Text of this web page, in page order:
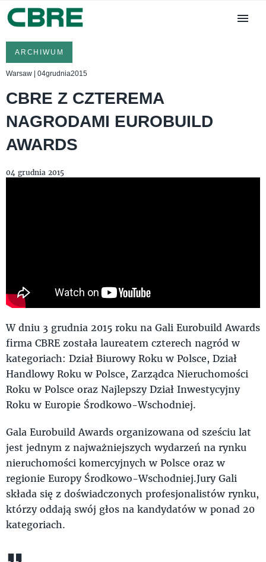
ARCHIWUM
Warsaw | 04grudnia2015
CBRE Z CZTEREMA
NAGRODAMI EUROBUILD
AWARDS
04 grudnia 2015
W dniu 3 grudnia 2015 roku na Gali Eurobuild Awards
firma CBRE została laureatem czterech nagród w
kategoriach: Dział Biurowy Roku w Polsce, Dział
Handlowy Roku w Polsce, Zarządca Nieruchomości
Roku w Polsce oraz Najlepszy Dział Inwestycyjny
Roku w Europie Środkowo-Wschodniej.
Gala Eurobuild Awards organizowana od sześciu lat
jest jednym z najważniejszych wydarzeń na rynku
nieruchomości komercyjnych w Polsce oraz w
regionie Europy Środkowo-Wschodniej.Jury Gali
składa się z doświadczonych profesjonalistów rynku,
którzy oddają swój głos na kandydatów w ponad 20
kategoriach.